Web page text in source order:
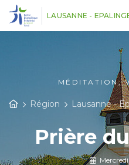
LAUSANNE -
MÉDITATION,
Région Lausanne -
Prière
Mercredi
Panneau de gestion des